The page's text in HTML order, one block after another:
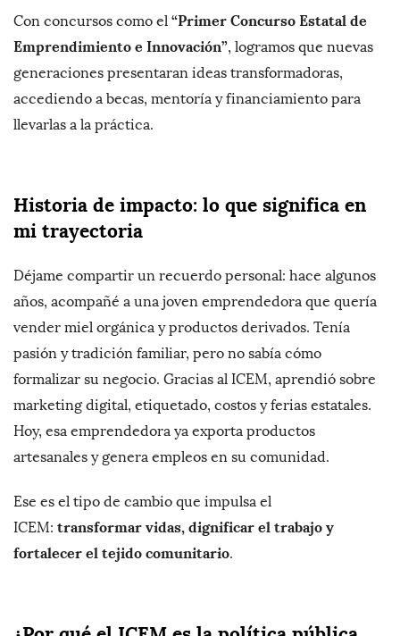
Con concursos como el “Primer Concurso Estatal de
Emprendimiento e Innovación”, logramos que nuevas
generaciones presentaran ideas transformadoras,
accediendo a becas, mentoría y financiamiento para
llevarlas a la práctica.
Historia de impacto: lo que significa en
mi trayectoria
Déjame compartir un recuerdo personal: hace algunos
años, acompañé a una joven emprendedora que quería
vender miel orgánica y productos derivados. Tenía
pasión y tradición familiar, pero no sabía cómo
formalizar su negocio. Gracias al ICEM, aprendió sobre
marketing digital, etiquetado, costos y ferias estatales.
Hoy, esa emprendedora ya exporta productos
artesanales y genera empleos en su comunidad.
Ese es el tipo de cambio que impulsa el
ICEM: transformar vidas, dignificar el trabajo y
fortalecer el tejido comunitario.